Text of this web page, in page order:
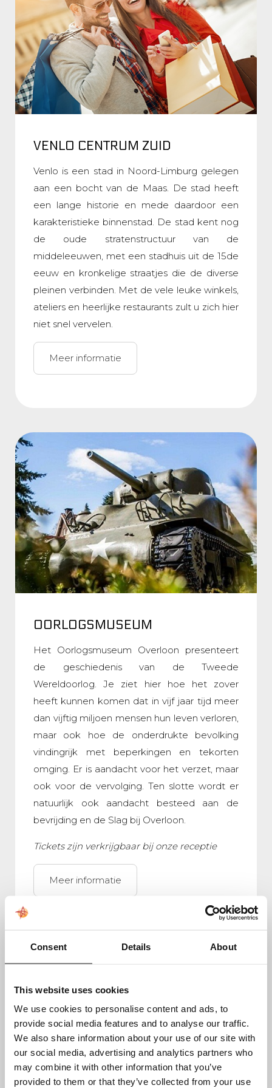
Consent Details About
This website uses cookies
We use cookies to personalise content and ads, to
provide social media features and to analyse our traffic.
We also share information about your use of our site with
our social media, advertising and analytics partners who
may combine it with other information that you’ve
provided to them or that they’ve collected from your use
VENLO CENTRUM ZUID
Venlo is een stad in Noord-Limburg gelegen
aan een bocht van de Maas. De stad heeft
een lange historie en mede daardoor een
karakteristieke binnenstad. De stad kent nog
de oude stratenstructuur van de
middeleeuwen, met een stadhuis uit de 15de
eeuw en kronkelige straatjes die de diverse
pleinen verbinden. Met de vele leuke winkels,
ateliers en heerlijke restaurants zult u zich hier
niet snel vervelen.
Meer informatie
OORLOGSMUSEUM
Het Oorlogsmuseum Overloon presenteert
de geschiedenis van de Tweede
Wereldoorlog. Je ziet hier hoe het zover
heeft kunnen komen dat in vijf jaar tijd meer
dan vijftig miljoen mensen hun leven verloren,
maar ook hoe de onderdrukte bevolking
vindingrijk met beperkingen en tekorten
omging. Er is aandacht voor het verzet, maar
ook voor de vervolging. Ten slotte wordt er
natuurlijk ook aandacht besteed aan de
bevrijding en de Slag bij Overloon.
Tickets zijn verkrijgbaar bij onze receptie
Meer informatie